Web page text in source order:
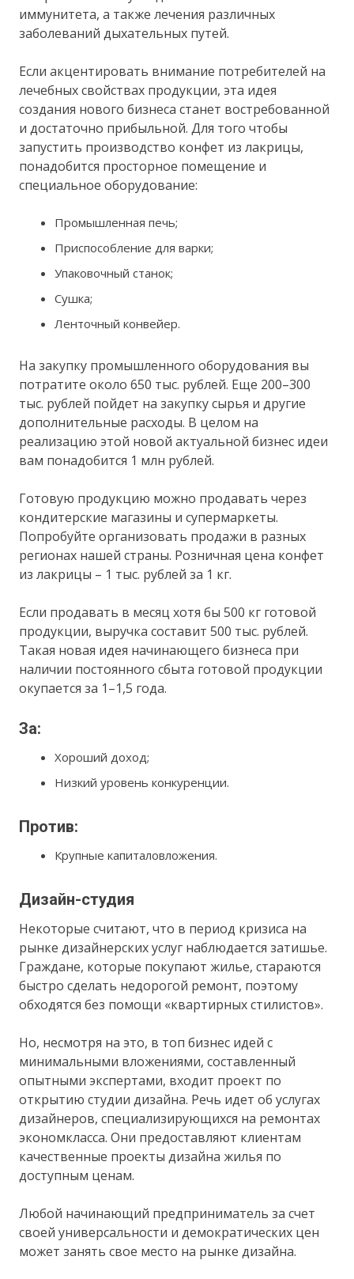
иммунитета, а также лечения различных
заболеваний дыхательных путей.
Если акцентировать внимание потребителей на
лечебных свойствах продукции, эта идея
создания нового бизнеса станет востребованной
и достаточно прибыльной. Для того чтобы
запустить производство конфет из лакрицы,
понадобится просторное помещение и
специальное оборудование:
Промышленная печь;
Приспособление для варки;
Упаковочный станок;
Сушка;
Ленточный конвейер.
На закупку промышленного оборудования вы
потратите около 650 тыс. рублей. Еще 200–300
тыс. рублей пойдет на закупку сырья и другие
дополнительные расходы. В целом на
реализацию этой новой актуальной бизнес идеи
вам понадобится 1 млн рублей.
Готовую продукцию можно продавать через
кондитерские магазины и супермаркеты.
Попробуйте организовать продажи в разных
регионах нашей страны. Розничная цена конфет
из лакрицы – 1 тыс. рублей за 1 кг.
Если продавать в месяц хотя бы 500 кг готовой
продукции, выручка составит 500 тыс. рублей.
Такая новая идея начинающего бизнеса при
наличии постоянного сбыта готовой продукции
окупается за 1–1,5 года.
За:
Хороший доход;
Низкий уровень конкуренции.
Против:
Крупные капиталовложения.
Дизайн-студия
Некоторые считают, что в период кризиса на
рынке дизайнерских услуг наблюдается затишье.
Граждане, которые покупают жилье, стараются
быстро сделать недорогой ремонт, поэтому
обходятся без помощи «квартирных стилистов».
Но, несмотря на это, в топ бизнес идей с
минимальными вложениями, составленный
опытными экспертами, входит проект по
открытию студии дизайна. Речь идет об услугах
дизайнеров, специализирующихся на ремонтах
экономкласса. Они предоставляют клиентам
качественные проекты дизайна жилья по
доступным ценам.
Любой начинающий предприниматель за счет
своей универсальности и демократических цен
может занять свое место на рынке дизайна.